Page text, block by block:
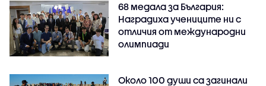
68 медала за България:
Наградиха учениците ни с
отличия от международни
олимпиади
Около 100 души са загинали